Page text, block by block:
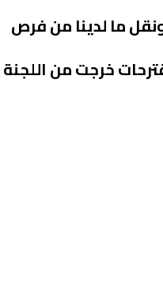
ما لدينا من فرص
خرجت من اللجنة